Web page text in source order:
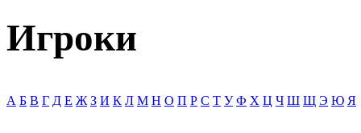
Игроки
А Б В Г Д Е Ж З И К Л М Н О П Р С Т У Ф Х Ц Ч Ш Щ Э Ю Я